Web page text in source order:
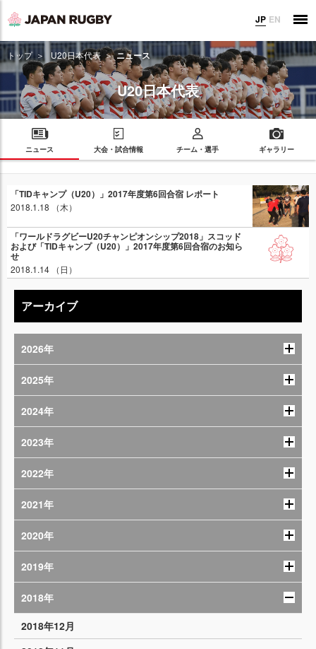
JP EN
トップ U20日本代表 ニュース
U20日本代表
ニュース 大会・試合情報 チーム・選手 ギャラリー
「TIDキャンプ（U20）」2017年度第6回合宿 レポート
2018.1.18 （木）
「ワールドラグビーU20チャンピオンシップ2018」スコッド
および「TIDキャンプ（U20）」2017年度第6回合宿のお知ら
せ
2018.1.14 （日）
アーカイブ
2026年
2025年
2024年
2023年
2022年
2021年
2020年
2019年
2018年
2018年12月